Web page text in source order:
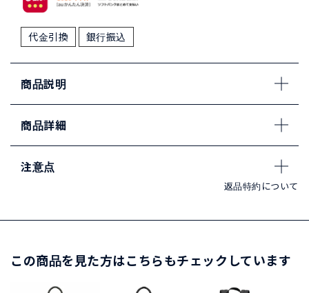
代金引換 銀行振込
商品説明
商品詳細
注意点
返品特約について
この商品を見た方はこちらもチェックしています